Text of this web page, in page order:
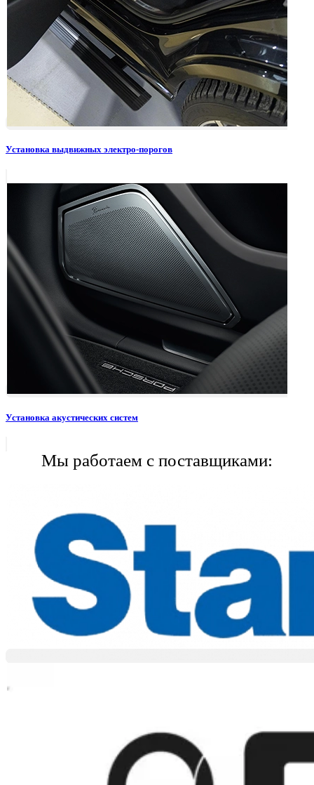
Установка выдвижных электро-порогов
Установка акустических систем
Мы работаем с поставщиками: